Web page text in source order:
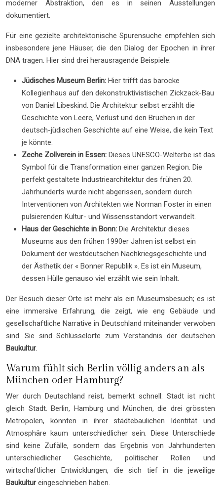
moderner Abstraktion, den es in seinen Ausstellungen
dokumentiert.
Für eine gezielte architektonische Spurensuche empfehlen sich
insbesondere jene Häuser, die den Dialog der Epochen in ihrer
DNA tragen. Hier sind drei herausragende Beispiele:
Jüdisches Museum Berlin: Hier trifft das barocke
Kollegienhaus auf den dekonstruktivistischen Zickzack-Bau
von Daniel Libeskind. Die Architektur selbst erzählt die
Geschichte von Leere, Verlust und den Brüchen in der
deutsch-jüdischen Geschichte auf eine Weise, die kein Text
je könnte.
Zeche Zollverein in Essen: Dieses UNESCO-Welterbe ist das
Symbol für die Transformation einer ganzen Region. Die
perfekt gestaltete Industriearchitektur des frühen 20.
Jahrhunderts wurde nicht abgerissen, sondern durch
Interventionen von Architekten wie Norman Foster in einen
pulsierenden Kultur- und Wissensstandort verwandelt.
Haus der Geschichte in Bonn: Die Architektur dieses
Museums aus den frühen 1990er Jahren ist selbst ein
Dokument der westdeutschen Nachkriegsgeschichte und
der Ästhetik der « Bonner Republik ». Es ist ein Museum,
dessen Hülle genauso viel erzählt wie sein Inhalt.
Der Besuch dieser Orte ist mehr als ein Museumsbesuch; es ist
eine immersive Erfahrung, die zeigt, wie eng Gebäude und
gesellschaftliche Narrative in Deutschland miteinander verwoben
sind. Sie sind Schlüsselorte zum Verständnis der deutschen
Baukultur.
Warum fühlt sich Berlin völlig anders an als
München oder Hamburg?
Wer durch Deutschland reist, bemerkt schnell: Stadt ist nicht
gleich Stadt. Berlin, Hamburg und München, die drei grössten
Metropolen, könnten in ihrer städtebaulichen Identität und
Atmosphäre kaum unterschiedlicher sein. Diese Unterschiede
sind keine Zufälle, sondern das Ergebnis von Jahrhunderten
unterschiedlicher Geschichte, politischer Rollen und
wirtschaftlicher Entwicklungen, die sich tief in die jeweilige
Baukultureingeschrieben haben.